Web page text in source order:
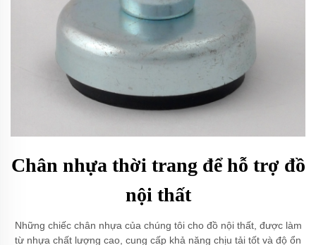
Chân nhựa thời trang để hỗ trợ đồ
nội thất
Những chiếc chân nhựa của chúng tôi cho đồ nội thất, được làm
từ nhựa chất lượng cao, cung cấp khả năng chịu tải tốt và độ ổn